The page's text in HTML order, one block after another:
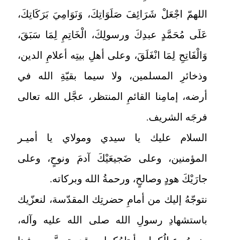
اللهمّ اجْعَلْ شَرَائِفَ صَلَوَاتِكَ، وَنَوَامِيَ بَرَكَاتِكَ،
عَلَى مُحَمَّدٍ عبدِكَ ورسولِكَ، الْخَاتِمِ لِمَا سَبَقَ،
وَالْفَاتِحِ لِمَا انْغَلَقَ، وعلى أهلِ بيتِه أعلامِ الدين،
وذخائرِ المسلمين، ولا سيما بقيّةِ الله في
أرضه، إمامِنا القائمِ المنتظر، عجَّل الله تعالى
فرجَه الشريف.
السلام عليك يا سيدي ومولاي يا أميـر
المؤمنين، وعلى ضَجيعَيْكَ آدمَ ونوحٍ، وعلى
جارَيْكَ هودٍ وصالحٍ، ورحمةُ الله وبركاته.
نتوجّهُ إليك من أمامِ حضرتِك المقدّسة، لنعزّيك
باستشهادِ رسولِ الله صلى الله عليه وآله،